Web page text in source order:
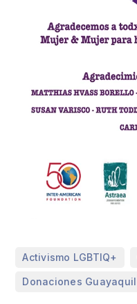
Activismo LGBTIQ+
Donaciones Guayaquil